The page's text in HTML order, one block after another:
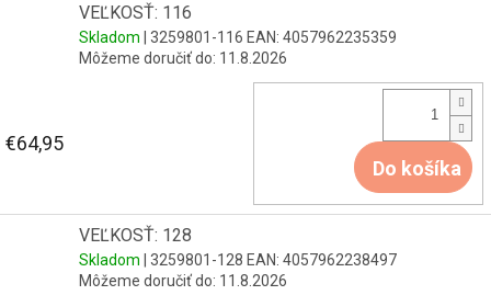
VEĽKOSŤ: 116
Skladom | 3259801-116 EAN: 4057962235359
Môžeme doručiť do: 11.8.2026
€64,95
Do košíka
VEĽKOSŤ: 128
Skladom | 3259801-128 EAN: 4057962238497
Môžeme doručiť do: 11.8.2026